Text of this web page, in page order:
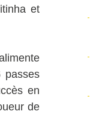
et
passes
en
de